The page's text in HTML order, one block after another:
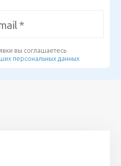
вы соглашаетесь
персональных данных